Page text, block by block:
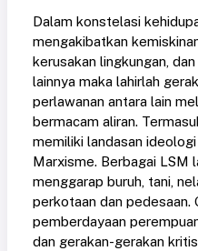
Dalam konstelasi
mengakibatkan
kerusakan lingkungan,
lainnya maka lahirlah
perlawanan antara lain
bermacam aliran.
memiliki landasan
Marxisme. Berbagai LSM
menggarap buruh, tani,
perkotaan dan pedesaan.
pemberdayaan
dan gerakan-gerakan